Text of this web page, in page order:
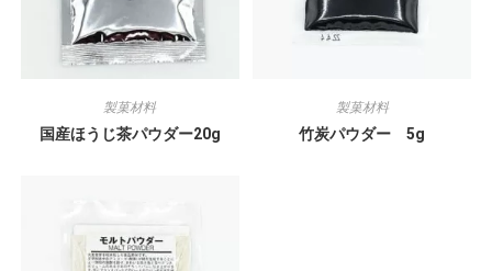
製菓材料
国産ほうじ茶パウダー20g
製菓材料
竹炭パウダー 5g